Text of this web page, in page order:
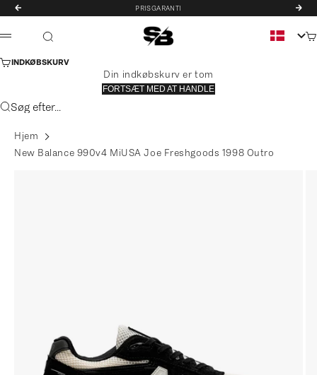
Spring til indhold
FORRIGE PRISGARANTI
STREET BILL®
Søg
INDKØBSKURV
Din indkøbskurv er tom
FORTSÆT MED AT HANDLE
Søg efter...
Hjem
New Balance 990v4 MiUSA Joe Freshgoods 1998 Outro